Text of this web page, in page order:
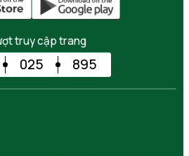
truy cập trang
025 895